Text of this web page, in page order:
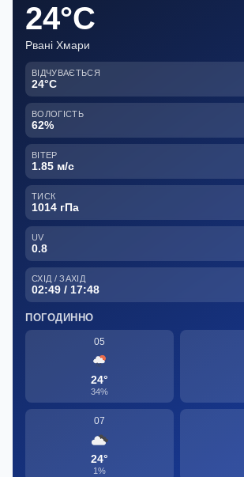
24°C
Рвані Хмари
ВІДЧУВАЄТЬСЯ
24°C
ВОЛОГІСТЬ
62%
ВІТЕР
1.85 м/с
ТИСК
1014 гПа
UV
0.8
СХІД / ЗАХІД
02:49 / 17:48
ПОГОДИННО
05
24°
34%
07
24°
1%